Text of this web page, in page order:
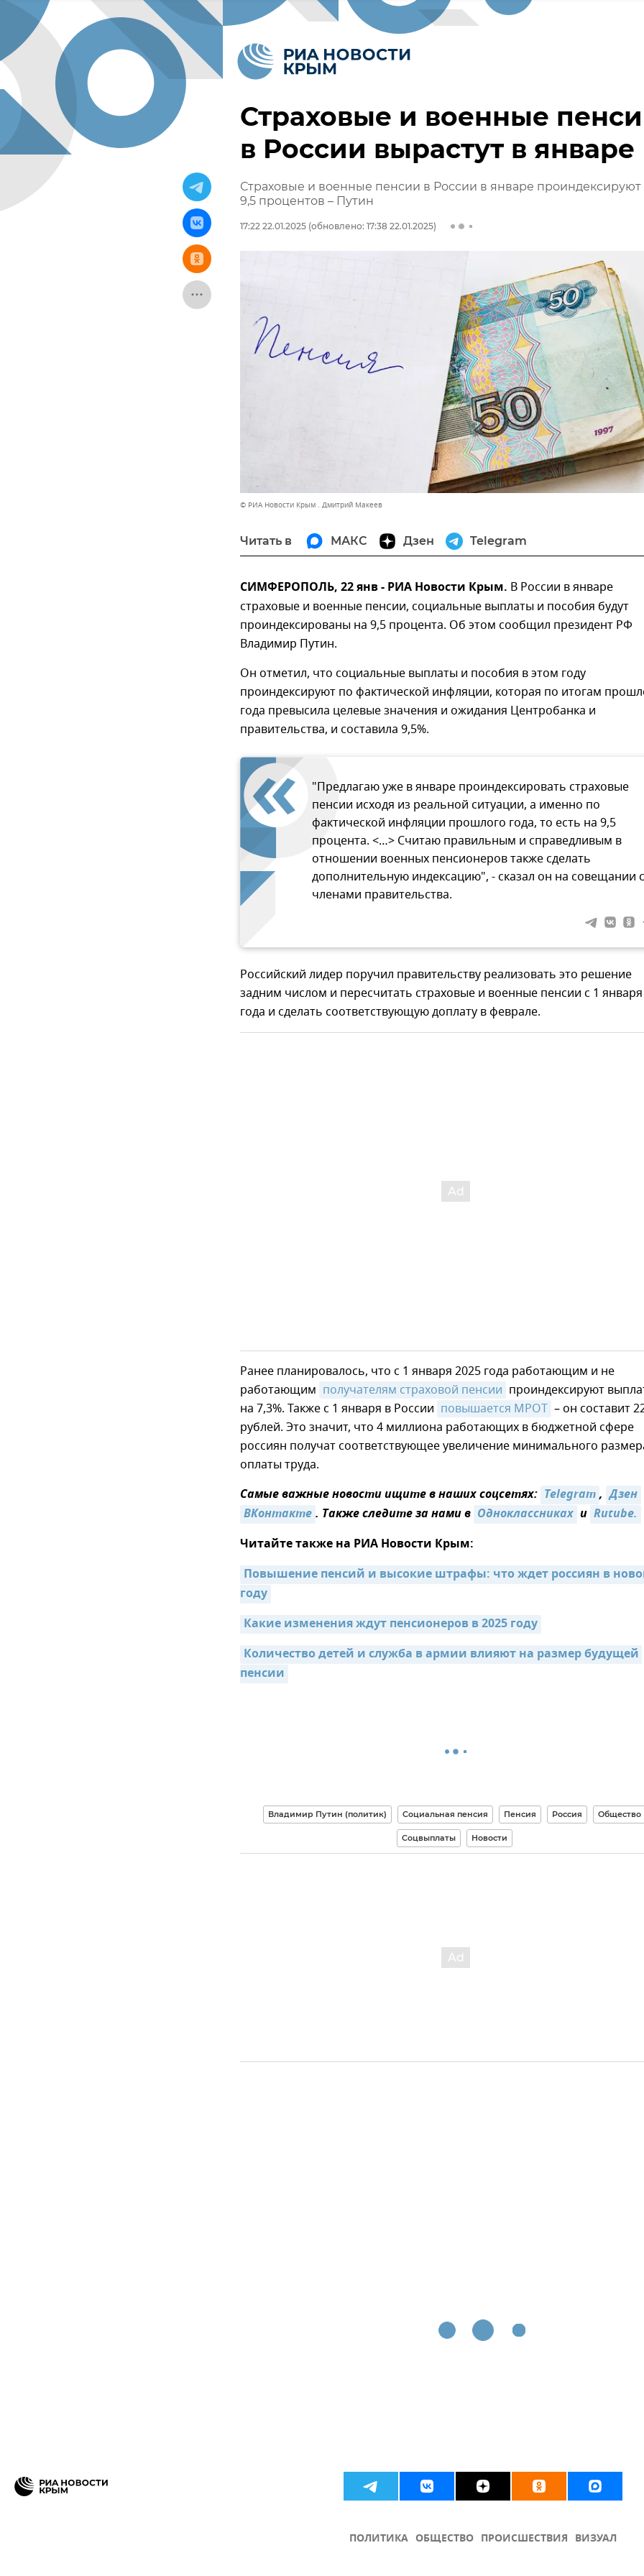
Страховые и военные
в России вырастут в январе
Страховые и военные пенсии в России в январе проиндексируют
9,5 процентов – Путин
17:22 22.01.2025 (обновлено: 17:38 22.01.2025)
© РИА Новости Крым . Дмитрий Макеев
Читать в МАКС Дзен Telegram
СИМФЕРОПОЛЬ, 22 янв - РИА Новости Крым. В России в январе
страховые и военные пенсии, социальные выплаты и пособия будут
проиндексированы на 9,5 процента. Об этом сообщил президент РФ
Владимир Путин.
Он отметил, что социальные выплаты и пособия в этом году
проиндексируют по фактической инфляции, которая по итогам
года превысила целевые значения и ожидания Центробанка и
правительства, и составила 9,5%.
"Предлагаю уже в январе проиндексировать страховые
пенсии исходя из реальной ситуации, а именно по
фактической инфляции прошлого года, то есть на 9,5
процента. <…> Считаю правильным и справедливым в
отношении военных пенсионеров также сделать
дополнительную индексацию", - сказал он на совещании с
членами правительства.
Российский лидер поручил правительству реализовать это решение
задним числом и пересчитать страховые и военные пенсии с 1
года и сделать соответствующую доплату в феврале.
Ранее планировалось, что с 1 января 2025 года работающим и не
работающим получателям страховой пенсии проиндексируют
на 7,3%. Также с 1 января в России повышается МРОТ – он составит
рублей. Это значит, что 4 миллиона работающих в бюджетной сфере
россиян получат соответствующее увеличение минимального
оплаты труда.
Самые важные новости ищите в наших соцсетях: Telegram, Дзен
ВКонтакте. Также следите за нами в Одноклассниках и Rutube.
Читайте также на РИА Новости Крым:
Повышение пенсий и высокие штрафы: что ждет россиян в
году
Какие изменения ждут пенсионеров в 2025 году
Количество детей и служба в армии влияют на размер будущей
пенсии
Владимир Путин (политик) Социальная пенсия Пенсия Россия Общество
Соцвыплаты Новости
ПОЛИТИКА ОБЩЕСТВО ПРОИСШЕСТВИЯ ВИЗУАЛ